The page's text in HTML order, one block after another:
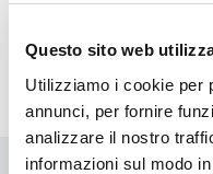
Questo sito web
Utilizziamo i cookie per
annunci, per fornire
analizzare il nostro
informazioni sul modo
Druckpreis
2,780€